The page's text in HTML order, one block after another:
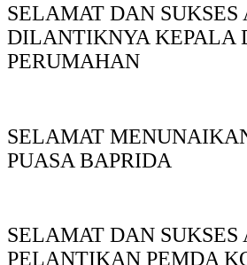
SELAMAT DAN SUKSES
DILANTIKNYA KEPALA
PERUMAHAN
SELAMAT
PUASA BAPRIDA
SELAMAT DAN SUKSES
PELANTIKAN PEMDA